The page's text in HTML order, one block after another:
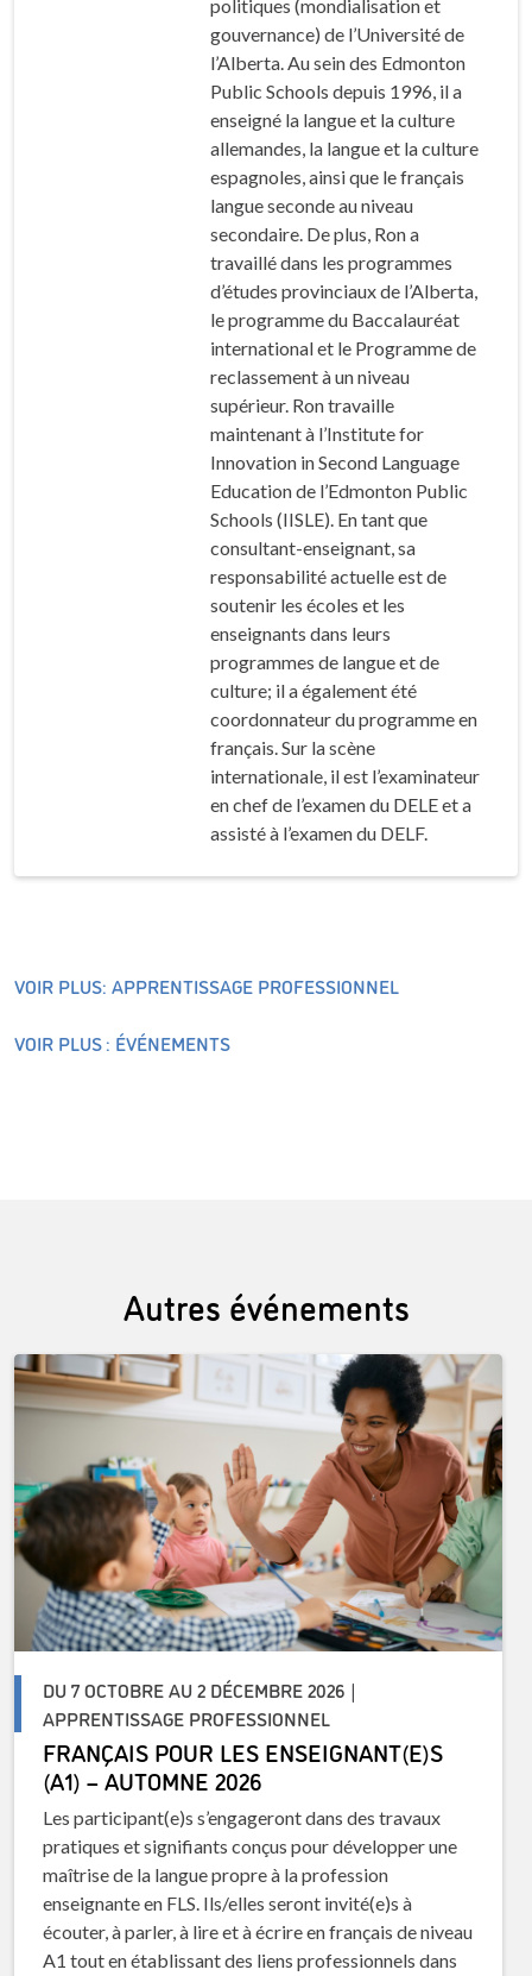
politiques (mondialisation et
gouvernance) de l’Université de
l’Alberta. Au sein des Edmonton
Public Schools depuis 1996, il a
enseigné la langue et la culture
allemandes, la langue et la culture
espagnoles, ainsi que le français
langue seconde au niveau
secondaire. De plus, Ron a
travaillé dans les programmes
d’études provinciaux de l’Alberta,
le programme du Baccalauréat
international et le Programme de
reclassement à un niveau
supérieur. Ron travaille
maintenant à l’Institute for
Innovation in Second Language
Education de l’Edmonton Public
Schools (IISLE). En tant que
consultant-enseignant, sa
responsabilité actuelle est de
soutenir les écoles et les
enseignants dans leurs
programmes de langue et de
culture; il a également été
coordonnateur du programme en
français. Sur la scène
internationale, il est l’examinateur
en chef de l’examen du DELE et a
assisté à l’examen du DELF.
VOIR PLUS: APPRENTISSAGE PROFESSIONNEL
VOIR PLUS : ÉVÉNEMENTS
Autres événements
DU 7 OCTOBRE AU 2 DÉCEMBRE 2026 |
APPRENTISSAGE PROFESSIONNEL
FRANÇAIS POUR LES ENSEIGNANT(E)S
(A1) – AUTOMNE 2026
Les participant(e)s s’engageront dans des travaux
pratiques et signifiants conçus pour développer une
maîtrise de la langue propre à la profession
enseignante en FLS. Ils/elles seront invité(e)s à
écouter, à parler, à lire et à écrire en français de niveau
A1 tout en établissant des liens professionnels dans